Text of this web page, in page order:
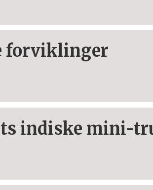
forviklinger
indiske mini-